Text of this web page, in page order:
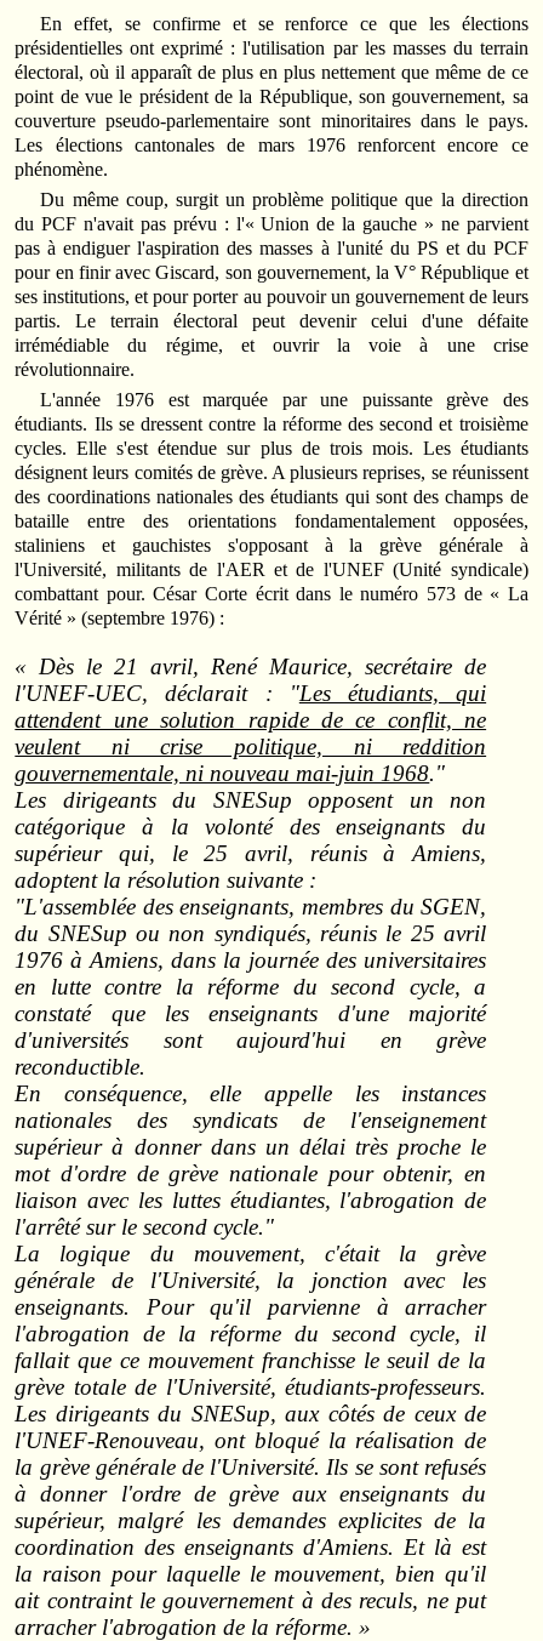
En effet, se confirme et se renforce ce que les élections
présidentielles ont exprimé : l'utilisation par les masses du terrain
électoral, où il apparaît de plus en plus nettement que même de ce
point de vue le président de la République, son gouvernement, sa
couverture pseudo‑parlementaire sont minoritaires dans le pays.
Les élections cantonales de mars 1976 renforcent encore ce
phénomène.
Du même coup, surgit un problème politique que la direction
du PCF n'avait pas prévu : l'« Union de la gauche » ne parvient
pas à endiguer l'aspiration des masses à l'unité du PS et du PCF
pour en finir avec Giscard, son gouvernement, la V° République et
ses institutions, et pour porter au pouvoir un gouvernement de leurs
partis. Le terrain électoral peut devenir celui d'une défaite
irrémédiable du régime, et ouvrir la voie à une crise
révolutionnaire.
L'année 1976 est marquée par une puissante grève des
étudiants. Ils se dressent contre la réforme des second et troisième
cycles. Elle s'est étendue sur plus de trois mois. Les étudiants
désignent leurs comités de grève. A plusieurs reprises, se réunissent
des coordinations nationales des étudiants qui sont des champs de
bataille entre des orientations fondamentalement opposées,
staliniens et gauchistes s'opposant à la grève générale à
l'Université, militants de l'AER et de l'UNEF (Unité syndicale)
combattant pour. César Corte écrit dans le numéro 573 de « La
Vérité » (septembre 1976) :
« Dès le 21 avril, René Maurice, secrétaire de
l'UNEF‑UEC, déclarait : "Les étudiants, qui
attendent une solution rapide de ce conflit, ne
veulent ni crise politique, ni reddition
gouvernementale, ni nouveau mai-juin 1968."
Les dirigeants du SNESup opposent un non
catégorique à la volonté des enseignants du
supérieur qui, le 25 avril, réunis à Amiens,
adoptent la résolution suivante :
"L'assemblée des enseignants, membres du SGEN,
du SNESup ou non syndiqués, réunis le 25 avril
1976 à Amiens, dans la journée des universitaires
en lutte contre la réforme du second cycle, a
constaté que les enseignants d'une majorité
d'universités sont aujourd'hui en grève
reconductible.
En conséquence, elle appelle les instances
nationales des syndicats de l'enseignement
supérieur à donner dans un délai très proche le
mot d'ordre de grève nationale pour obtenir, en
liaison avec les luttes étudiantes, l'abrogation de
l'arrêté sur le second cycle."
La logique du mouvement, c'était la grève
générale de l'Université, la jonction avec les
enseignants. Pour qu'il parvienne à arracher
l'abrogation de la réforme du second cycle, il
fallait que ce mouvement franchisse le seuil de la
grève totale de l'Université, étudiants‑professeurs.
Les dirigeants du SNESup, aux côtés de ceux de
l'UNEF‑Renouveau, ont bloqué la réalisation de
la grève générale de l'Université. Ils se sont refusés
à donner l'ordre de grève aux enseignants du
supérieur, malgré les demandes explicites de la
coordination des enseignants d'Amiens. Et là est
la raison pour laquelle le mouvement, bien qu'il
ait contraint le gouvernement à des reculs, ne put
arracher l'abrogation de la réforme. »